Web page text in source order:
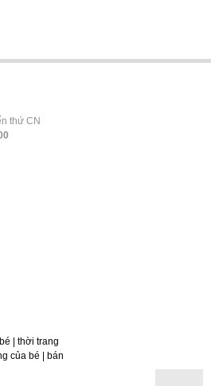
thứ CN
| thời trang
của bé | bán